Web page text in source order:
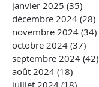
janvier 2025 (35)
décembre 2024 (28)
novembre 2024 (34)
octobre 2024 (37)
septembre 2024 (42)
août 2024 (18)